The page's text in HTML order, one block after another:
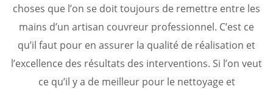
choses que l’on se doit toujours de remettre entre les
mains d’un artisan couvreur professionnel. C’est ce
qu’il faut pour en assurer la qualité de réalisation et
l’excellence des résultats des interventions. Si l’on veut
ce qu’il y a de meilleur pour le nettoyage et